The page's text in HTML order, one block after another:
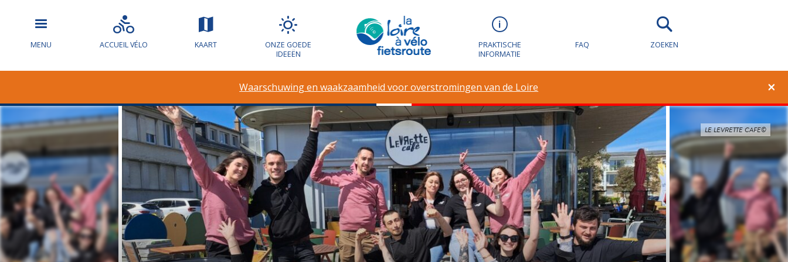
MENU ACCUEIL VÉLO KAART
ONZE GOEDE
IDEEËN
PRAKTISCHE
INFORMATIE
FAQ ZOEKEN
×
Waarschuwing en waakzaamheid voor overstromingen van de Loire
LE LEVRETTE CAFE©